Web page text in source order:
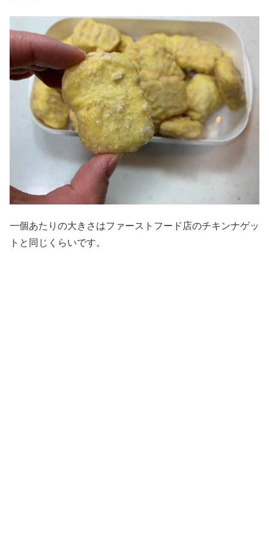
一個あたりの大きさはファーストフード店のチキンナゲッ
トと同じくらいです。